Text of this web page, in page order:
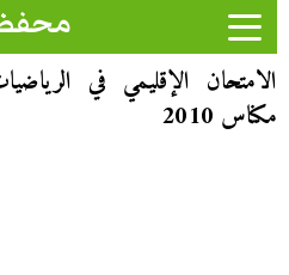
الامتحان الإقليمي في
مكناس 2010